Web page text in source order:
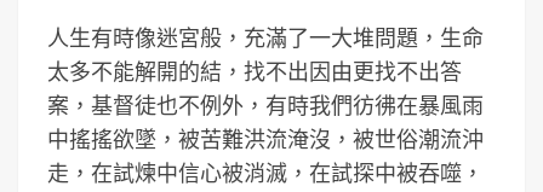
人生有時像迷宮般，充滿了一大堆問題，生命
太多不能解開的結，找不出因由更找不出答
案，基督徒也不例外，有時我們彷彿在暴風雨
中搖搖欲墜，被苦難洪流淹沒，被世俗潮流沖
走，在試煉中信心被消滅，在試探中被吞噬，